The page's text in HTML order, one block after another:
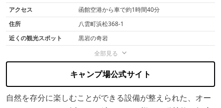
アクセス
函館空港から車で約1時間40分
住所
八雲町浜松368-1
近くの観光スポット
黒岩の奇岩
全部見る
キャンプ場公式サイト
自然を存分に楽しむことができる設備が整えられた、オー